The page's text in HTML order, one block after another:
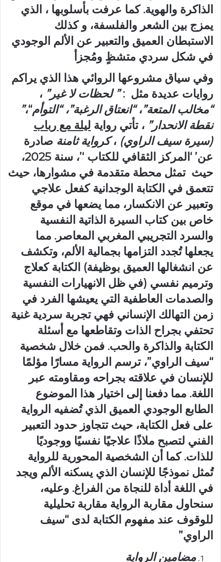
الذاكرة والهوية. كما عرفت بأسلوبها ، الذي
يمزج بين الشعر والفلسفة، و كذلك
الاستبطان العميق والتعبير عن الألم الوجودي
في شكل سردي متشظٍ ومُجزأ
وفي سياق مشروعها الروائي هذا الذي يراكم
روايات عديدة مثل :” لحظات لا غير” ،
“مخالب المتعة”،“انعتاق الرغبة”، “التوأم“،”
نقطة الانحدار” ، تأتي رواية ليلة مع رباب
(سيرة سيف الراوي) ،كرواية ثامنة صادرة
عن’ ‘المركز الثقافي للكتاب ‘’، سنة 2025،
حيث تمثل محطة متقدمة في مشوارها، حيث
تتعمق في الكتابة الوجدانية كفعل علاجي
وتعبير عن الانكسار، مما يضعها في موقع
خاص بين كتاب السيرة الذاتية النفسية
والسرد التجريبي المغربي المعاصر. مما
يجعلها تُجدد التزامها بجمالية الألم، وتكشف
عن انشغالها العميق بوظيفة) الكتابة كعلاج
وترميم نفسي (في ظل الانهيارات النفسية
والصدمات العاطفية التي يعيشها الفرد في
زمن التهالك الإنساني فهي تجربة سردية غنية
تحتفي بجراح الذات وتقاطعها مع أسئلة
الكتابة والذاكرة والحب. فمن خلال شخصية
“سيف الراوي”، ترسم الرواية مسارًا مؤلمًا
للإنسان في علاقته بجراحه ومقاومته عبر
اللغة. مما دفعنا إلى اختيار هذا الموضوع
الطابع الوجودي العميق الذي تُضفيه الرواية
على فعل الكتابة، حيث تتجاوز حدود التعبير
الفني لتصبح ملاذًا علاجيًا نفسيًا ووجوديًا
للذات. كما أن الشخصية المحورية للرواية
تُمثل نموذجًا للإنسان الذي يسكنه الألم ويجد
في اللغة أداة للنجاة من الفراغ. وعليه،
سنحاول مقاربة الرواية مقاربة تحليلية
للوقوف عند مفهوم الكتابة لدى “سيف
الراوي”
مضامين الرواية